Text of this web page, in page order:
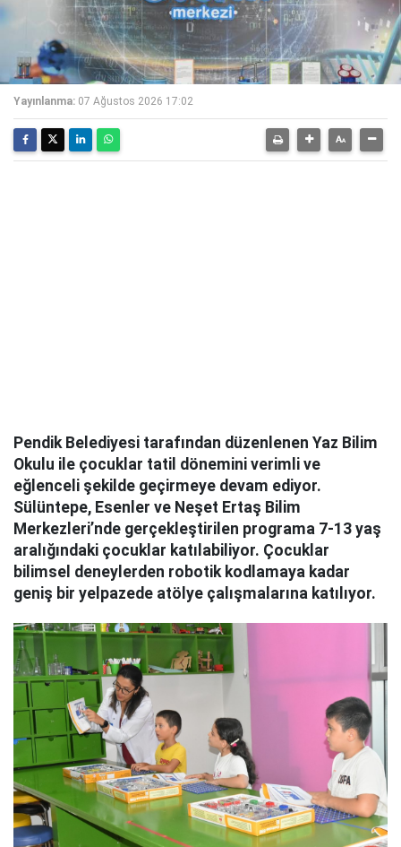
Yayınlanma: 07 Ağustos 2026 17:02
Pendik Belediyesi tarafından düzenlenen Yaz Bilim
Okulu ile çocuklar tatil dönemini verimli ve
eğlenceli şekilde geçirmeye devam ediyor.
Sülüntepe, Esenler ve Neşet Ertaş Bilim
Merkezleri’nde gerçekleştirilen programa 7-13 yaş
aralığındaki çocuklar katılabiliyor. Çocuklar
bilimsel deneylerden robotik kodlamaya kadar
geniş bir yelpazede atölye çalışmalarına katılıyor.